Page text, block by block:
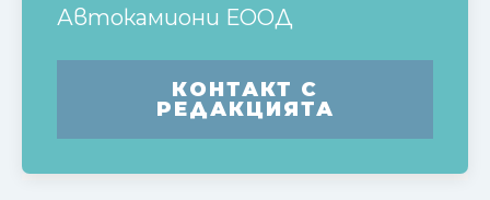
Автокамиони ЕООД
КОНТАКТ С
РЕДАКЦИЯТА